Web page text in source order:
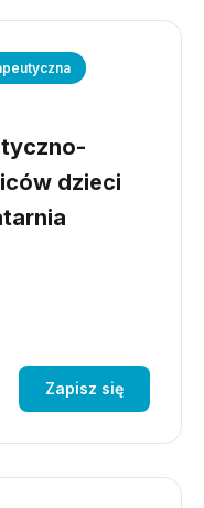
dzieci
Zapisz się